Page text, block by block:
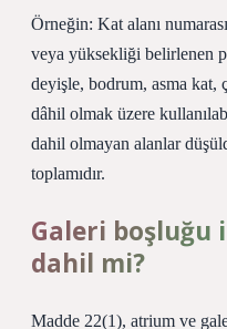
Örneğin: Kat alanı
veya yüksekliği belirlenen
deyişle, bodrum, asma kat,
dâhil olmak üzere
dahil olmayan alanlar
toplamıdır.
Galeri boşluğu
dahil mi?
Madde 22(1), atrium ve